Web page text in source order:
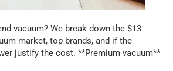
vacuum? We break down the $13
market, top brands, and if the
justify the cost. **Premium vacuum**